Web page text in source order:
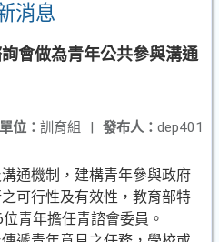
消息
會做為青年公共參與溝通
發布人： dep401
位： 訓育組 |
通機制，建構青年參與政府
可行性及有效性，教育部特
青年擔任青諮會委員。